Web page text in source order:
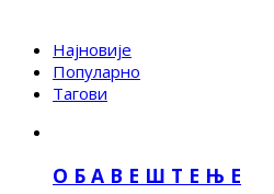
Најновије
Популарно
Тагови
О Б А В Е Ш Т Е Њ Е